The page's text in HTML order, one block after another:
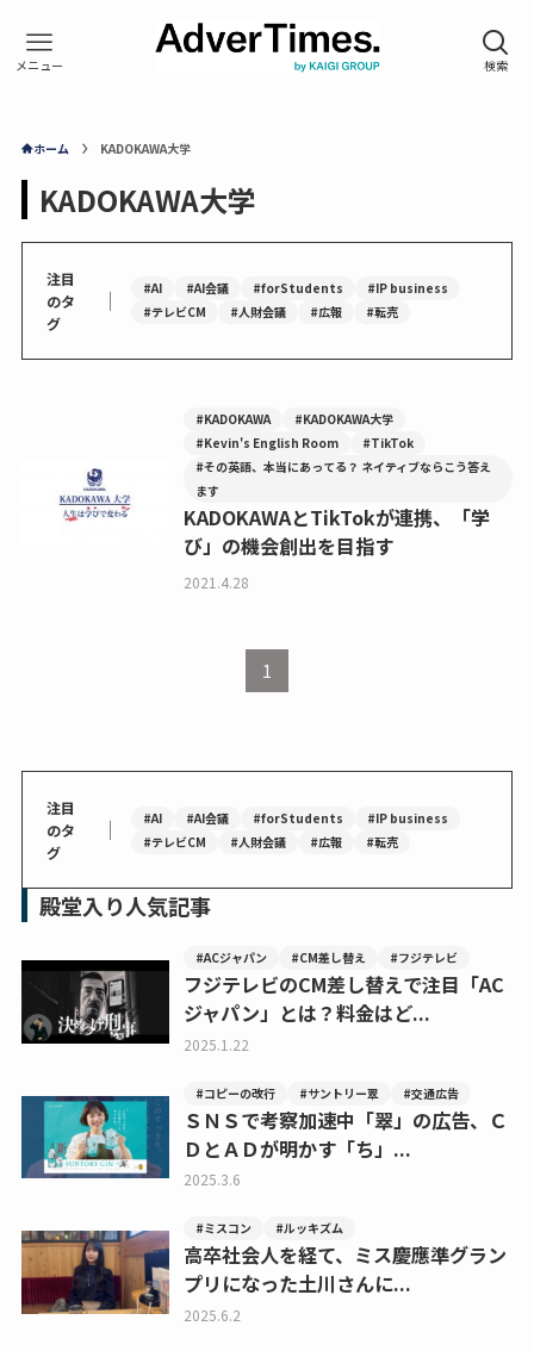
ホーム KADOKAWA大学
KADOKAWA大学
注目
のタ
グ
｜ #AI #AI会議 #forStudents
#IP business
#テレビCM
#人財会議 #広報 #転売
#KADOKAWA
#KADOKAWA大学
#Kevin's English Room
#TikTok
#その英語、本当にあってる？ ネイティブならこう答え
ます
KADOKAWAとTikTokが連携、「学
び」の機会創出を目指す
2021.4.28
1
注目
のタ
グ
｜ #AI #AI会議 #forStudents
#IP business
#テレビCM
#人財会議 #広報 #転売
殿堂入り人気記事
#ACジャパン #CM差し替え #フジテレビ
フジテレビのCM差し替えで注目「AC
ジャパン」とは？料金はど...
2025.1.22
#コピーの改行 #サントリー翠 #交通広告
ＳＮＳで考察加速中「翠」の広告、Ｃ
ＤとＡＤが明かす「ち」...
2025.3.6
#ミスコン #ルッキズム
高卒社会人を経て、ミス慶應準グラン
プリになった土川さんに...
2025.6.2